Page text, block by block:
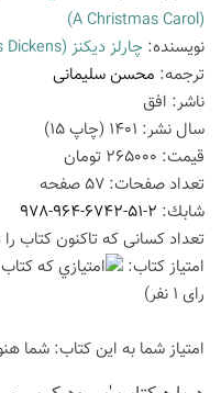
(A Christmas Carol)
نویسنده: چارلز دیکنز (Charles Dickens)
ترجمه: محسن سلیمانی
ناشر: افق
سال نشر: 1401 (چاپ15
)
قیمت: 265000 تومان
تعداد صفحات: 57 صفحه
شابك: 978-964-6742-51-2
تعداد كسانی كه تاكنون كتاب را
امتیاز كتاب:
رای 1 نفر)
امتیاز شما به این كتاب: شما